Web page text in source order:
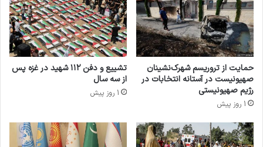
حمایت از تروریسم شهرک‌نشینان
صهیونیست در آستانه انتخابات در
رژیم صهیونیستی
1 روز پیش
تشییع و دفن ۱۱۲ شهید در غزه پس
از سه سال
1 روز پیش